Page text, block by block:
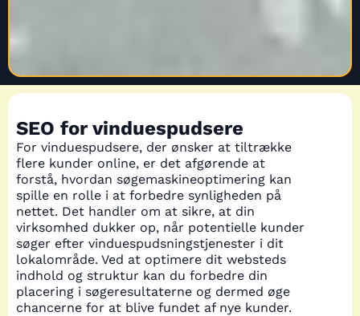
SEO for vinduespudsere
For vinduespudsere, der ønsker at tiltrække
flere kunder online, er det afgørende at
forstå, hvordan søgemaskineoptimering kan
spille en rolle i at forbedre synligheden på
nettet. Det handler om at sikre, at din
virksomhed dukker op, når potentielle kunder
søger efter vinduespudsningstjenester i dit
lokalområde. Ved at optimere dit websteds
indhold og struktur kan du forbedre din
placering i søgeresultaterne og dermed øge
chancerne for at blive fundet af nye kunder.